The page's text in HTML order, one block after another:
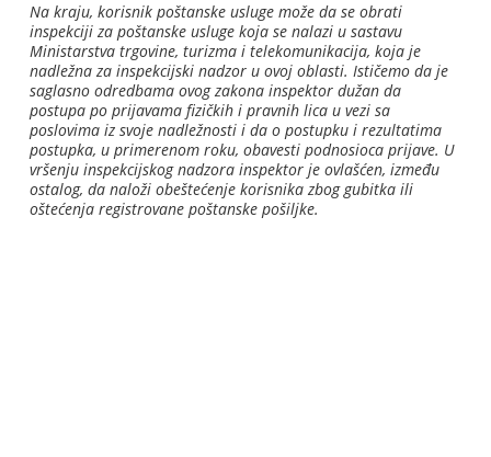
Na kraju, korisnik poštanske usluge može da se obrati
inspekciji za poštanske usluge koja se nalazi u sastavu
Ministarstva trgovine, turizma i telekomunikacija, koja je
nadležna za inspekcijski nadzor u ovoj oblasti. Ističemo da je
saglasno odredbama ovog zakona inspektor dužan da
postupa po prijavama fizičkih i pravnih lica u vezi sa
poslovima iz svoje nadležnosti i da o postupku i rezultatima
postupka, u primerenom roku, obavesti podnosioca prijave. U
vršenju inspekcijskog nadzora inspektor je ovlašćen, između
ostalog, da naloži obeštećenje korisnika zbog gubitka ili
oštećenja registrovane poštanske pošiljke.